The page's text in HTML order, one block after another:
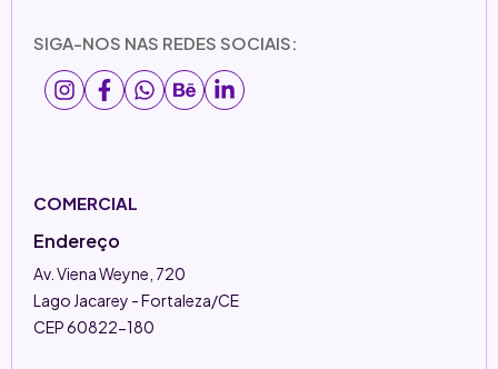
SIGA-NOS NAS REDES SOCIAIS:
COMERCIAL
Endereço
Av. Viena Weyne, 720
Lago Jacarey - Fortaleza/CE
CEP 60822-180